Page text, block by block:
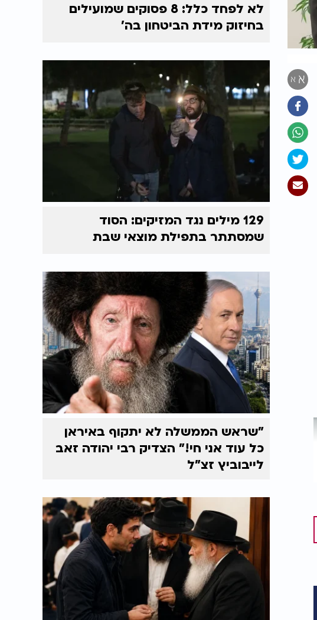
א א
לא לפחד כלל: 8 פסוקים שמועילים
בחיזוק מידת הביטחון בה'
129 מילים נגד המזיקים: הסוד
שמסתתר בתפילת מוצאי שבת
"שראש הממשלה לא יתקוף באיראן
כל עוד אני חי!" הצדיק רבי יהודה זאב
לייבוביץ זצ"ל